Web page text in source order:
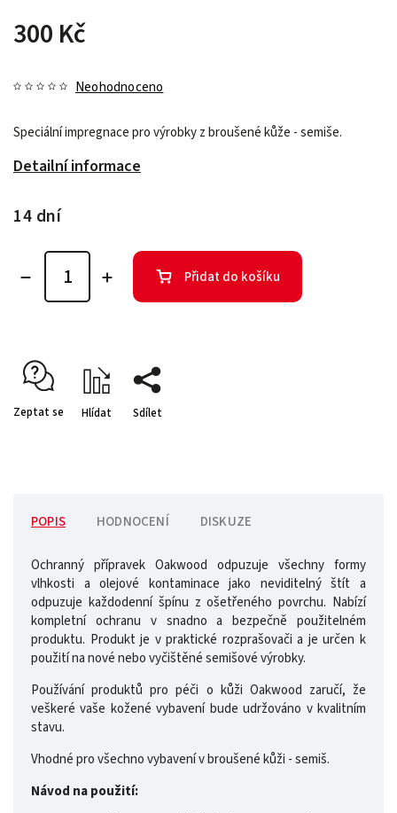
300 Kč
Neohodnoceno
Speciální impregnace pro výrobky z broušené kůže - semiše.
Detailní informace
14 dní
Přidat do košíku
Zeptat se Hlídat Sdílet
POPIS HODNOCENÍ DISKUZE
Ochranný přípravek Oakwood odpuzuje všechny formy
vlhkosti a olejové kontaminace jako neviditelný štít a
odpuzuje každodenní špínu z ošetřeného povrchu. Nabízí
kompletní ochranu v snadno a bezpečně použitelném
produktu. Produkt je v praktické rozprašovači a je určen k
použití na nové nebo vyčištěné semišové výrobky.
Používání produktů pro péči o kůži Oakwood zaručí, že
veškeré vaše kožené vybavení bude udržováno v kvalitním
stavu.
Vhodné pro všechno vybavení v broušené kůži - semiš.
Návod na použití: